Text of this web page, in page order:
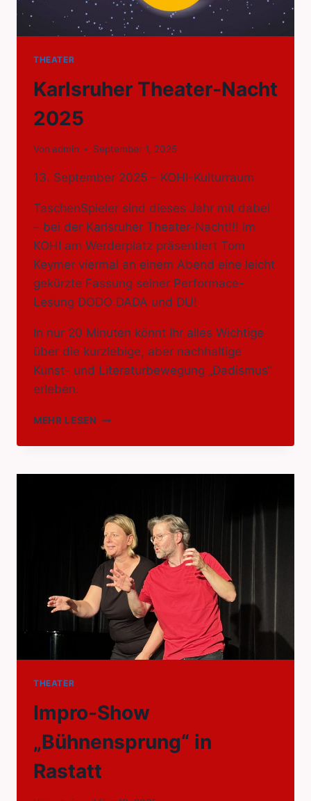
THEATER
Karlsruher Theater-Nacht
2025
Von admin September 1, 2025
13. September 2025 – KOHI-Kulturraum
TaschenSpieler sind dieses Jahr mit dabei
– bei der Karlsruher Theater-Nacht!!! Im
KOHI am Werderplatz präsentiert Tom
Keymer viermal an einem Abend eine leicht
gekürzte Fassung seiner Performace-
Lesung DODO DADA und DU!
In nur 20 Minuten könnt Ihr alles Wichtige
über die kurzlebige, aber nachhaltige
Kunst- und Literaturbewegung „Dadismus“
erleben.
MEHR LESEN KARLSRUHER
NACHT
THEATER
Impro-Show
„Bühnensprung“ in
Rastatt